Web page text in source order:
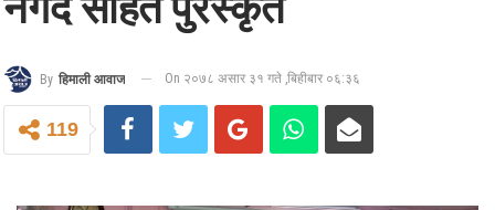
By हिमाली आवाज On २०७८ असार ३१ गते ,बिहीबार ०६:३६
119